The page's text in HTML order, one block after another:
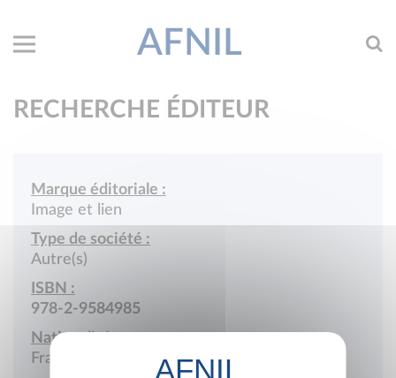
AFNIL
RECHERCHE ÉDITEUR
Marque éditoriale :
Image et lien
Type de société :
Autre(s)
ISBN :
978-2-9584985
Nationalité :
France